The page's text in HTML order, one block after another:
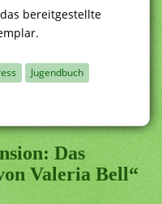
bereitgestellte
Jugendbuch
Das
Valeria Bell“